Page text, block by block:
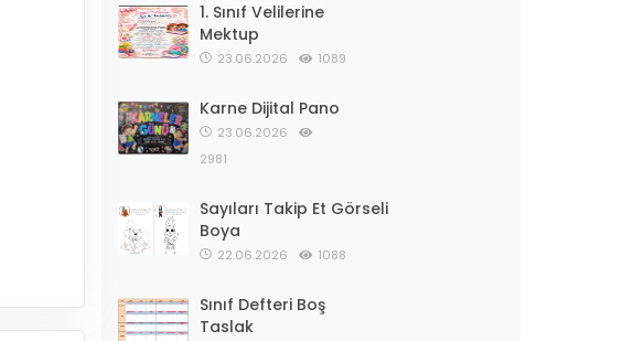
1. Sınıf Velilerine
Mektup
23.06.2026 1089
Karne Dijital Pano
23.06.2026
2981
Sayıları Takip Et Görseli
Boya
22.06.2026 1088
Sınıf Defteri Boş
Taslak